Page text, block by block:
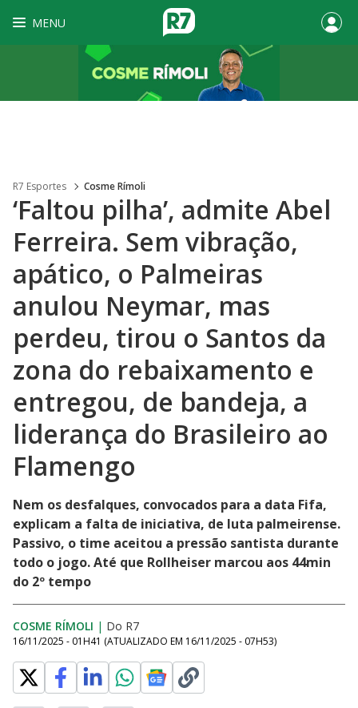
MENU
R7 Esportes Cosme Rímoli
‘Faltou pilha’, admite Abel
Ferreira. Sem vibração,
apático, o Palmeiras
anulou Neymar, mas
perdeu, tirou o Santos da
zona do rebaixamento e
entregou, de bandeja, a
liderança do Brasileiro ao
Flamengo
Nem os desfalques, convocados para a data Fifa,
explicam a falta de iniciativa, de luta palmeirense.
Passivo, o time aceitou a pressão santista durante
todo o jogo. Até que Rollheiser marcou aos 44min
do 2º tempo
COSME RÍMOLI | Do R7
16/11/2025 - 01H41 (ATUALIZADO EM 16/11/2025 - 07H53)